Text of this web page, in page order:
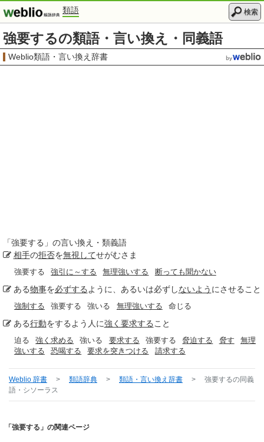
類語 検索
強要するの類語・言い換え・同義語
Weblio類語・言い換え辞書
「強要する 」の言い換え・類義語
相手の拒否を無視してせがむさま
強要する 強引に～する 無理強いする 断っても聞かない
ある物事を必ずする ように、あるいは必ずしないよう にさせること
強制する 強要する 強いる 無理強いする 命じる
ある行動をするよう人に強く要求する こと
迫る 強く求める 強いる 要求する 強要する 脅迫する 脅す
無理
強いする
恐喝する 要求を突きつける 請求する
Weblio 辞書 > 類語辞典 > 類語・言い換え辞書 > 強要するの同義
語・シソーラス
「強要する」の関連ページ